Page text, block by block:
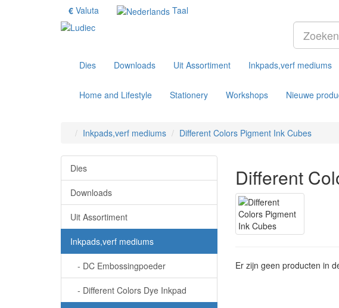
€ Valuta Taal
Dies Downloads Uit Assortiment Inkpads,verf mediums
Home and Lifestyle Stationery Workshops Nieuwe
Inkpads,verf mediums Different Colors Pigment Ink Cubes
Dies
Downloads
Uit Assortiment
Inkpads,verf mediums
- DC Embossingpoeder
- Different Colors Dye Inkpad
Different
Er zijn geen producten in